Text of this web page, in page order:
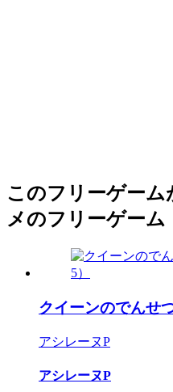
このフリーゲーム
メのフリーゲーム
クイーンのでんせ
アシレーヌP
アシレーヌP